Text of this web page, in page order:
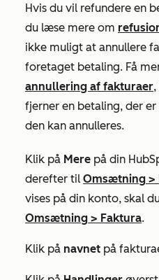
Hvis du vil refundere en
du læse mere om
ikke muligt at annullere
foretaget betaling. Få
annullering af fakturaer
fjerner en betaling, der
den kan annulleres.
Klik på Mere på din
derefter til Omsætning >
vises på din konto, skal
Omsætning > Faktura.
Klik på navnet på